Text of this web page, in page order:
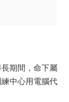
期間，命下屬
中心用電腦代